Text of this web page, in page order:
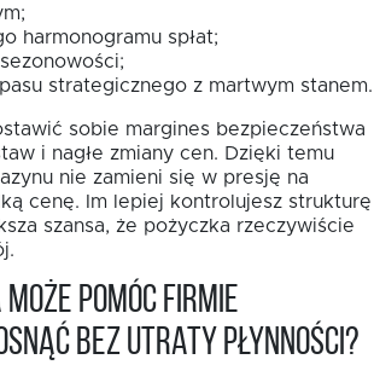
harmonogramu spłat;
strategicznego z martwym stanem.
sobie margines bezpieczeństwa
i nagłe zmiany cen. Dzięki temu
nie zamieni się w presję na
cenę. Im lepiej kontrolujesz strukturę
szansa, że pożyczka rzeczywiście
pomóc firmie
bez utraty płynności?